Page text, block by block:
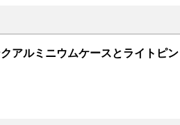
アルミニウムケースとライトピン